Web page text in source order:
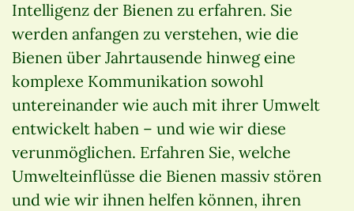
Intelligenz der Bienen zu erfahren. Sie
werden anfangen zu verstehen, wie die
Bienen über Jahrtausende hinweg eine
komplexe Kommunikation sowohl
untereinander wie auch mit ihrer Umwelt
entwickelt haben – und wie wir diese
verunmöglichen. Erfahren Sie, welche
Umwelteinflüsse die Bienen massiv stören
und wie wir ihnen helfen können, ihren